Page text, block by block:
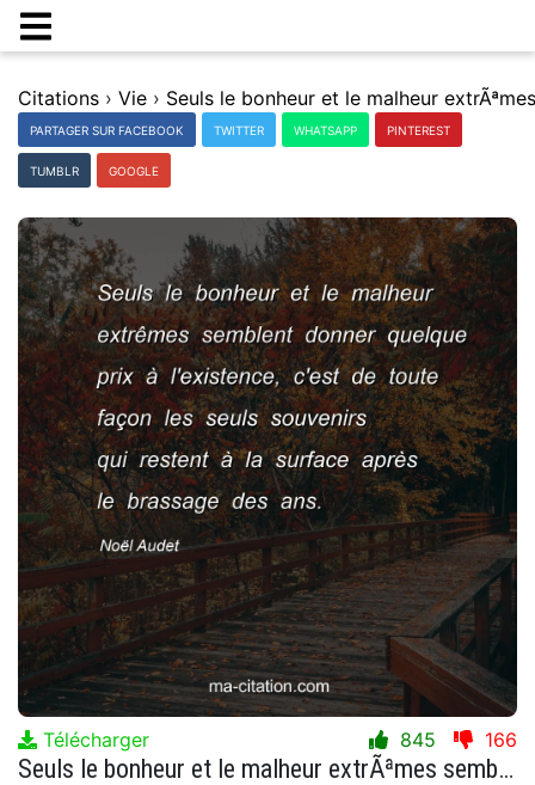
Citations › Vie ›
PARTAGER SUR FACEBOOK TWITTER WHATSAPP PINTEREST
TUMBLR GOOGLE
Télécharger 845 166
Seuls le bonheur et le malheur extrÃªmes semblent donner quelque prix Ã l'existence, c'est de toute faÃ§on les seuls souvenirs qui restent Ã la surface aprÃ¨s le brassage des ans.